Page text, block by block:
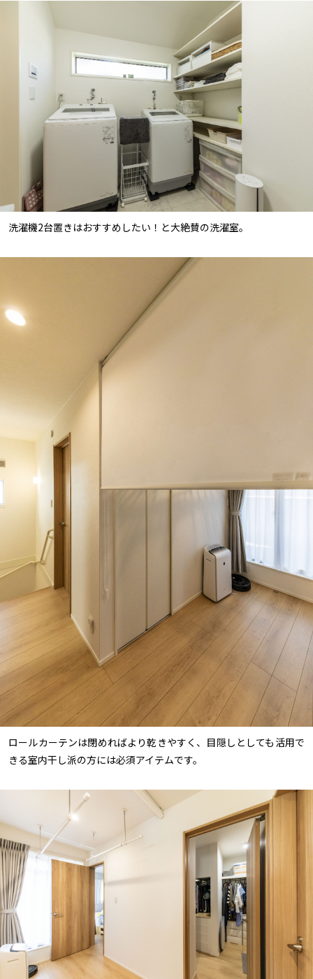
洗濯機2台置きはおすすめしたい！と大絶賛の洗濯室。
ロールカーテンは閉めればより乾きやすく、目隠しとしても活用で
きる室内干し派の方には必須アイテムです。